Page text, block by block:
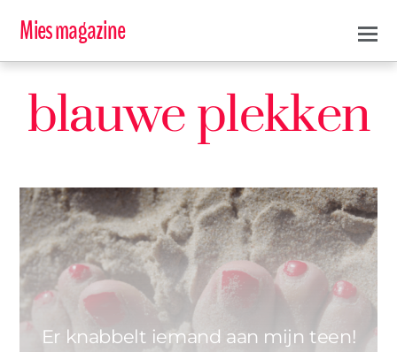
Mies magazine
blauwe plekken
ASTRID 22 JUNI 2021 0
Er knabbelt iemand aan mijn teen!